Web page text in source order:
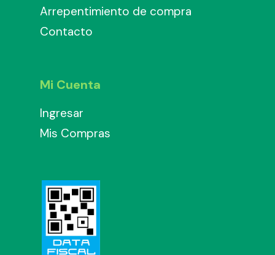
Arrepentimiento de compra
Contacto
Mi Cuenta
Ingresar
Mis Compras